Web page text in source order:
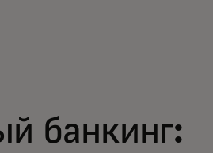
банкинг: